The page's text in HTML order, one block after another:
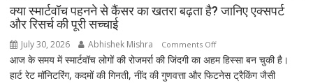
क्या स्मार्टवॉच पहनने से कैंसर का खतरा बढ़ता है? जानिए एक्सपर्ट
और रिसर्च की पूरी सच्चाई
July 30, 2026 Abhishek Mishra Comments Offon
क्या
स्मार्टवॉच
आज के समय में स्मार्टवॉच लोगों की रोजमर्रा की जिंदगी का अहम हिस्सा बन चुकी है।
हार्ट रेट मॉनिटरिंग, कदमों की गिनती, नींद की गुणवत्ता और फिटनेस ट्रैकिंग जैसी